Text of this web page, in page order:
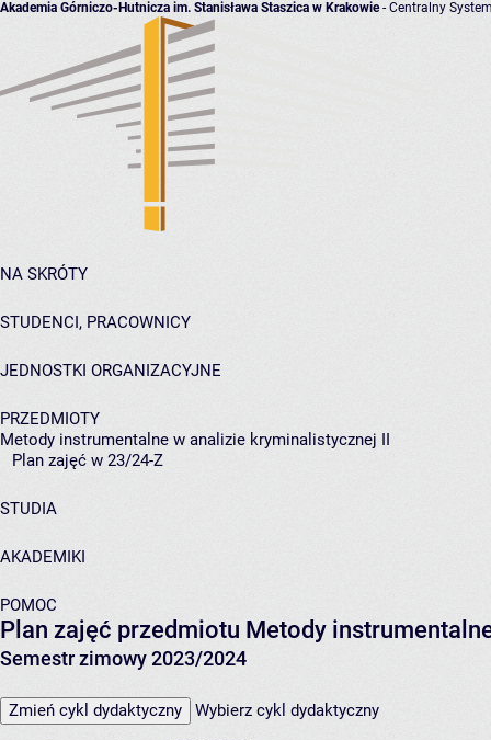
Akademia Górniczo-Hutnicza im. Stanisława Staszica w Krakowie- Centralny
NA SKRÓTY
STUDENCI, PRACOWNICY
JEDNOSTKI ORGANIZACYJNE
PRZEDMIOTY
Metody instrumentalne w analizie kryminalistycznej II
Plan zajęć w 23/24-Z
STUDIA
AKADEMIKI
POMOC
Plan zajęć przedmiotu Metody
Semestr zimowy 2023/2024
Zmień cykl dydaktyczny Wybierz cykl dydaktyczny